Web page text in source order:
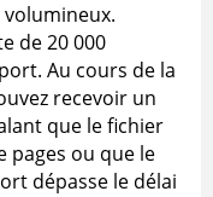
de 20 000
Au cours de la
recevoir un
que le fichier
pages ou que le
dépasse le délai